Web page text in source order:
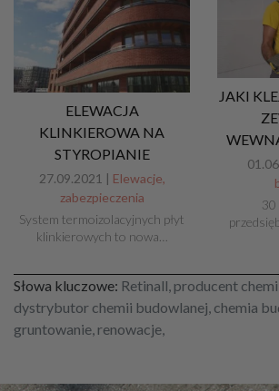
ELEWACJA
KLINKIEROWA NA
STYROPIANIE
27.09.2021 | Elewacje,
zabezpieczenia
System termoizolacyjnych płyt
klinkierowych to nowa…
JAKI
30
Słowa kluczowe: Retinall, producent
dystrybutor chemii budowlanej, chemia
gruntowanie, renowacje,